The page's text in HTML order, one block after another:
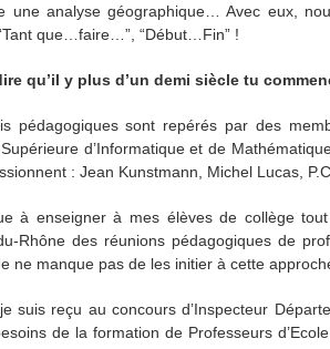
une analyse géographique… Avec eux,
que…faire…”, “Début…Fin” !
qu’il y plus d’un demi siècle tu
pédagogiques sont repérés par des
d’Informatique et de
: Jean Kunstmann, Michel Lucas,
à enseigner à mes élèves de collège
Rhône des réunions pédagogiques de
ne manque pas de les initier à cette
suis reçu au concours d’Inspecteur
de la formation de Professeurs